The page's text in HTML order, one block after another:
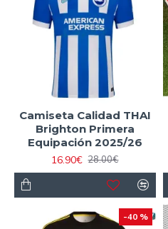
Camiseta Calidad THAI
Brighton Primera
Equipación 2025/26
16.90€ 28.00€
-40 %